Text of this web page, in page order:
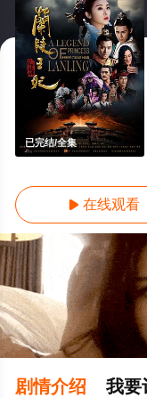
已完结/全集
 在线观看
剧情介绍 我要